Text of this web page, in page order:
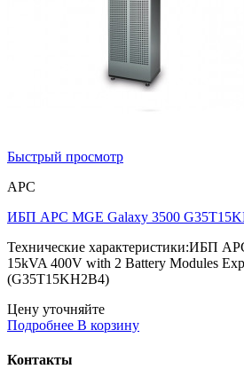
Быстрый просмотр
APC
ИБП APC MGE Galaxy 3500
Технические характеристики:ИБП
15kVA 400V with 2 Battery Modules
(G35T15KH2B4)
Цену уточняйте
Подробнее В корзину
Контакты